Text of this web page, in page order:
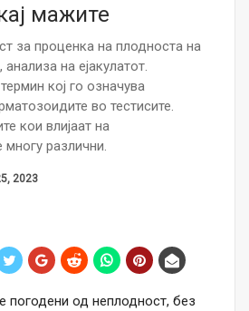
мажите
за проценка на плодноста на
на ејакулатот.
кој го означува
во тестисите.
кои влијаат на
различни.
2023
погодени од неплодност, без